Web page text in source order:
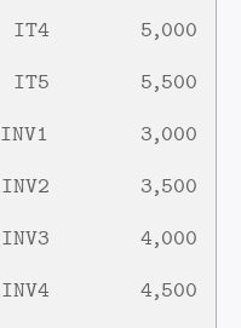
5,000
IT4
5,500
IT5
3,000
INV1
3,500
INV2
4,000
INV3
4,500
INV4